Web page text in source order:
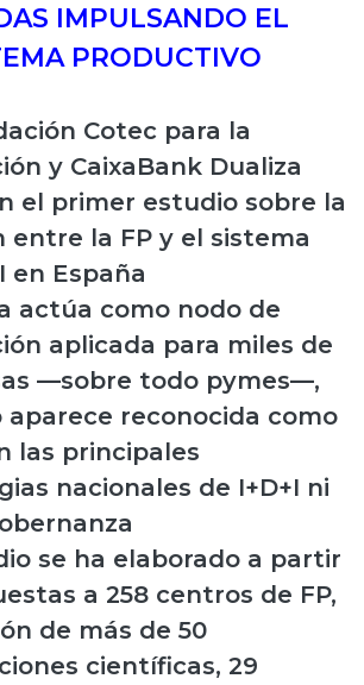
IMPULSANDO EL
PRODUCTIVO
Cotec para la
y CaixaBank Dualiza
el primer estudio sobre la
entre la FP y el sistema
en España
actúa como nodo de
aplicada para miles de
—sobre todo pymes—,
aparece reconocida como
las principales
nacionales de I+D+I ni
se ha elaborado a partir
a 258 centros de FP,
de más de 50
científicas, 29